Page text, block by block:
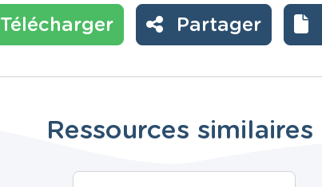
Télécharger Partager
Ressources similaires